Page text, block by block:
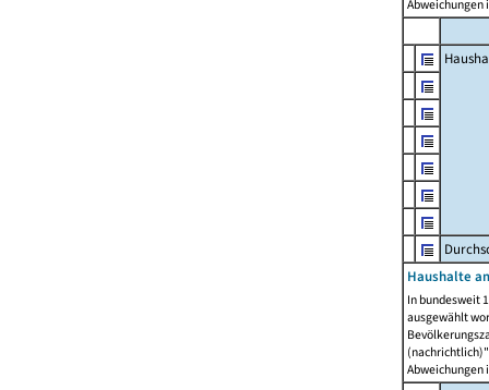
Abweichungen
Haushalte
In bundesweit
ausgewählt
Abweichungen